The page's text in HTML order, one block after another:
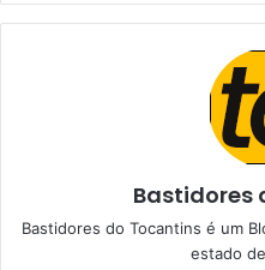
Bastidores
Bastidores do Tocantins é um
estado